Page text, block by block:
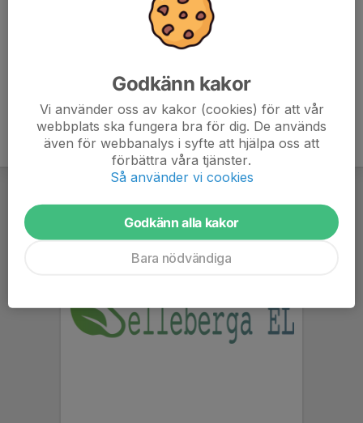
Godkänn kakor
Vi använder oss av kakor (cookies) för att vår
webbplats ska fungera bra för dig. De används
även för webbanalys i syfte att hjälpa oss att
förbättra våra tjänster.
Så använder vi cookies
Godkänn alla kakor
Bara nödvändiga